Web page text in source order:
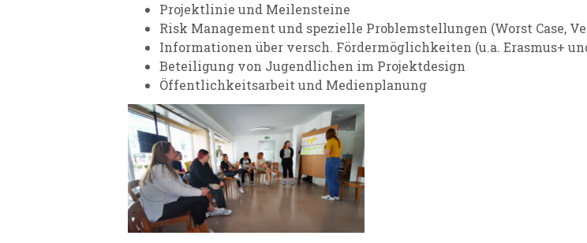
Projektlinie und Meilensteine
Risk Management und spezielle Problemstellungen (Worst Case,
Informationen über versch. Fördermöglichkeiten (u.a. Erasmus+
Beteiligung von Jugendlichen im Projektdesign
Öffentlichkeitsarbeit und Medienplanung